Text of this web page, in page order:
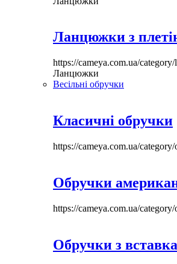
Ланцюжки з
https://cameya.com.ua/
Ланцюжки
Весільні обручки
Класичні обручки
https://cameya.com.ua/
Обручки
https://cameya.com.ua/
Обручки з